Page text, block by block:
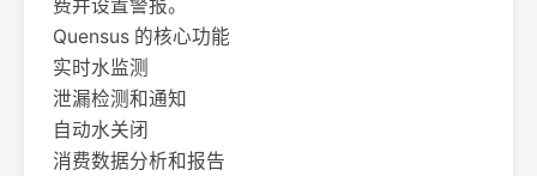
费并设置警报。
Quensus 的核心功能
实时水监测
泄漏检测和通知
自动水关闭
消费数据分析和报告